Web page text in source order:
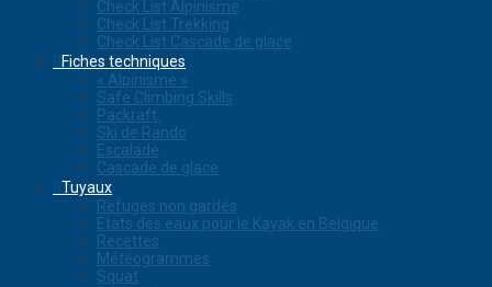
Check List Alpinisme
Check List Trekking
Check List Cascade de glace
Fiches techniques
« Alpinisme »
Safe Climbing Skills
Packraft
Ski de Rando
Escalade
Cascade de glace
Tuyaux
Refuges non gardés
Etats des eaux pour le Kayak en Belgique
Recettes
Météogrammes
Squat